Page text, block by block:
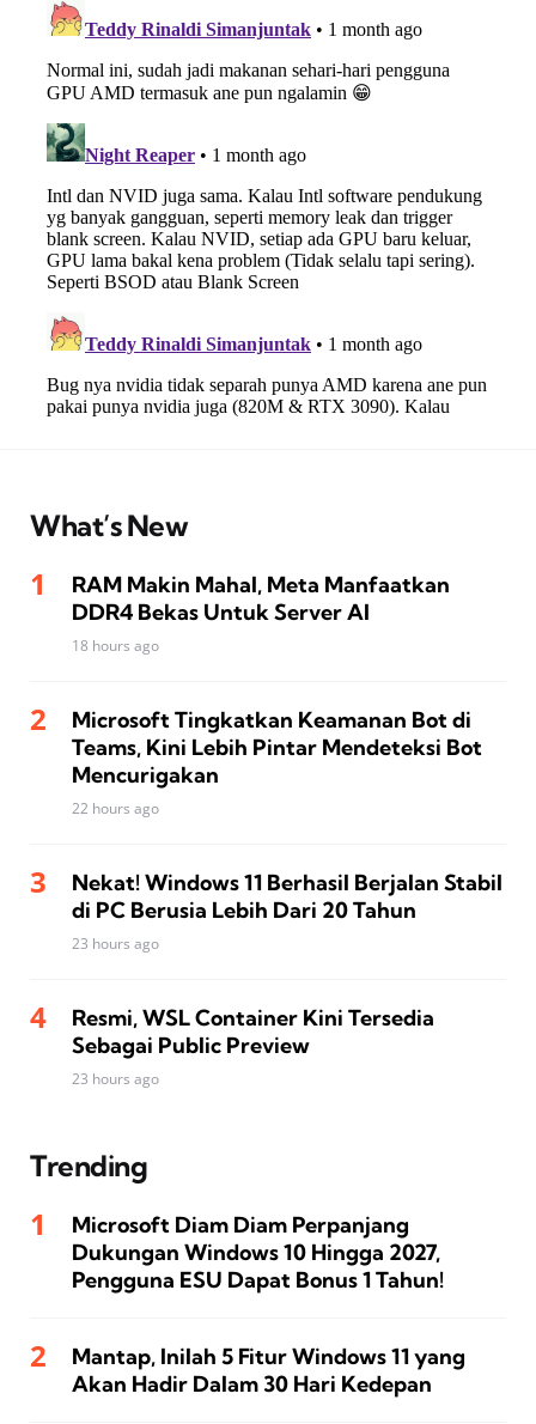
What’s New
RAM Makin Mahal, Meta Manfaatkan
DDR4 Bekas Untuk Server AI
18 hours ago
Microsoft Tingkatkan Keamanan Bot di
Teams, Kini Lebih Pintar Mendeteksi Bot
Mencurigakan
22 hours ago
Nekat! Windows 11 Berhasil Berjalan Stabil
di PC Berusia Lebih Dari 20 Tahun
23 hours ago
Resmi, WSL Container Kini Tersedia
Sebagai Public Preview
23 hours ago
Trending
Microsoft Diam Diam Perpanjang
Dukungan Windows 10 Hingga 2027,
Pengguna ESU Dapat Bonus 1 Tahun!
Mantap, Inilah 5 Fitur Windows 11 yang
Akan Hadir Dalam 30 Hari Kedepan